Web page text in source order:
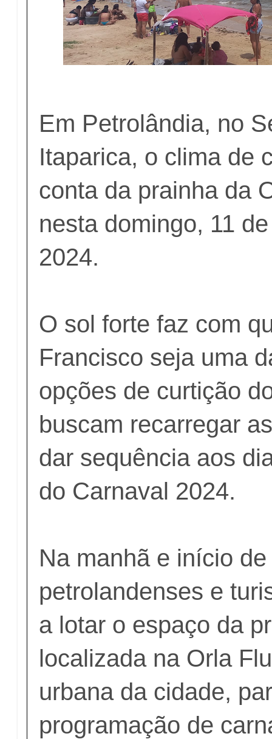
Em Petrolândia, no
Itaparica, o clima de
conta da prainha da
nesta domingo, 11
2024.
O sol forte faz com
Francisco seja uma
opções de curtição
buscam recarregar
dar sequência aos
do Carnaval 2024.
Na manhã e início
petrolandenses e
a lotar o espaço da
localizada na Orla
urbana da cidade,
programação de